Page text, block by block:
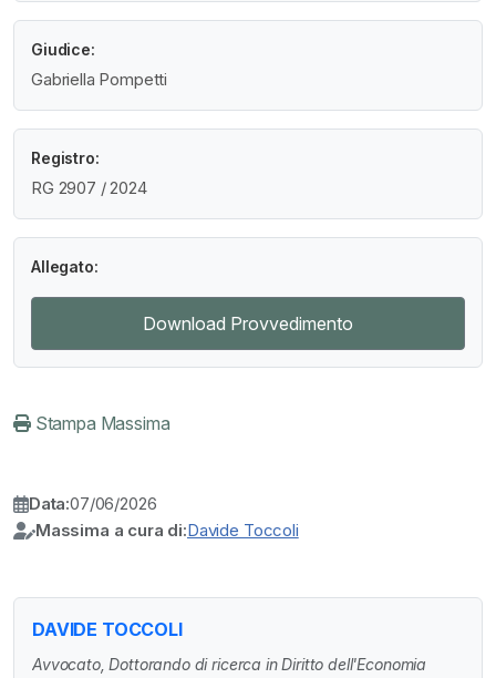
Giudice:
Gabriella Pompetti
Registro:
RG 2907 / 2024
Allegato:
Download Provvedimento
Stampa Massima
Data:07/06/2026
Massima a cura di:Davide Toccoli
DAVIDE TOCCOLI
Avvocato, Dottorando di ricerca in Diritto dell'Economia